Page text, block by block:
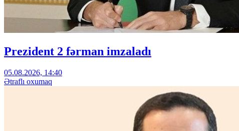
Prezident 2 fərman imzaladı
05.08.2026, 14:40
Ətraflı oxumaq